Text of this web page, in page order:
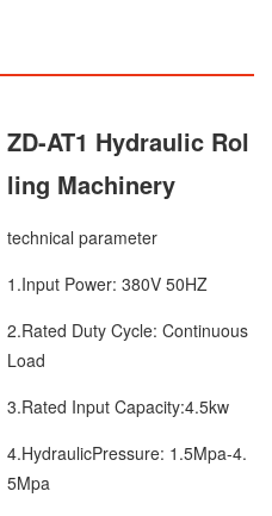
ZD-AT1 Hydraulic Rol
ling Machinery
technical parameter
1.Input Power: 380V 50HZ
2.Rated Duty Cycle: Continuous
Load
3.Rated Input Capacity:4.5kw
4.HydraulicPressure: 1.5Mpa-4.
5Mpa